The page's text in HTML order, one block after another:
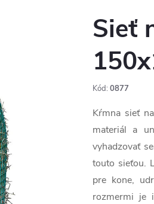
Sieť
Kód: 0877
Kŕmna sieť
materiál a
vyhadzovať
touto sieťou.
pre kone,
rozmermi je